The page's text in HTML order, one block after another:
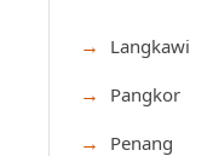
Langkawi
Pangkor
Penang